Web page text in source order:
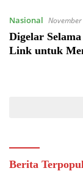
Nasional
Digelar
Link untuk
Berita